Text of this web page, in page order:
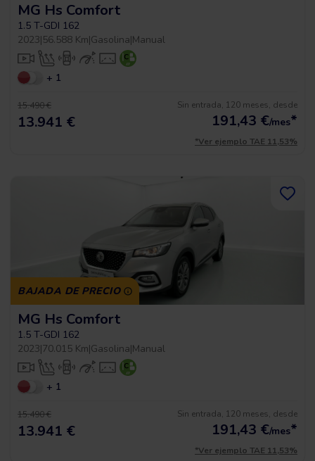
MG Hs Comfort
1.5 T-GDI 162
2023|56.588 Km|Gasolina|Manual
+ 1
15.490 €
13.941 €
Sin entrada, 120 meses, desde
191,43 €/mes*
*Ver ejemplo TAE 11,53%
BAJADA DE PRECIO
MG Hs Comfort
1.5 T-GDI 162
2023|70.015 Km|Gasolina|Manual
+ 1
15.490 €
13.941 €
Sin entrada, 120 meses, desde
191,43 €/mes*
*Ver ejemplo TAE 11,53%